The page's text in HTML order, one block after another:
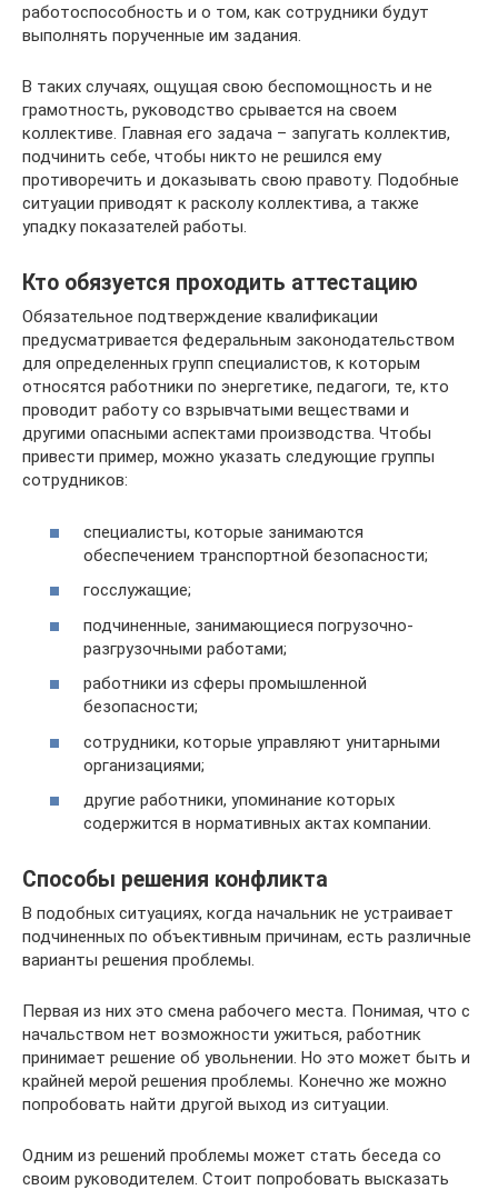
работоспособность и о том, как сотрудники будут
выполнять порученные им задания.
В таких случаях, ощущая свою беспомощность и не
грамотность, руководство срывается на своем
коллективе. Главная его задача – запугать коллектив,
подчинить себе, чтобы никто не решился ему
противоречить и доказывать свою правоту. Подобные
ситуации приводят к расколу коллектива, а также
упадку показателей работы.
Кто обязуется проходить аттестацию
Обязательное подтверждение квалификации
предусматривается федеральным законодательством
для определенных групп специалистов, к которым
относятся работники по энергетике, педагоги, те, кто
проводит работу со взрывчатыми веществами и
другими опасными аспектами производства. Чтобы
привести пример, можно указать следующие группы
сотрудников:
специалисты, которые занимаются
обеспечением транспортной безопасности;
госслужащие;
подчиненные, занимающиеся погрузочно-
разгрузочными работами;
работники из сферы промышленной
безопасности;
сотрудники, которые управляют унитарными
организациями;
другие работники, упоминание которых
содержится в нормативных актах компании.
Способы решения конфликта
В подобных ситуациях, когда начальник не устраивает
подчиненных по объективным причинам, есть различные
варианты решения проблемы.
Первая из них это смена рабочего места. Понимая, что с
начальством нет возможности ужиться, работник
принимает решение об увольнении. Но это может быть и
крайней мерой решения проблемы. Конечно же можно
попробовать найти другой выход из ситуации.
Одним из решений проблемы может стать беседа со
своим руководителем. Стоит попробовать высказать